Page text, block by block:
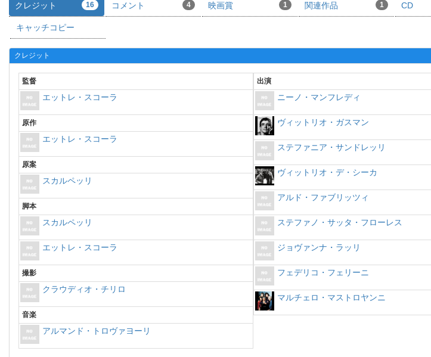
クレジット 16 コメント 4 映画賞 1 関連作品 1 CD
キャッチコピー
クレジット
監督
エットレ・スコーラ
原作
エットレ・スコーラ
原案
スカルペッリ
脚本
スカルペッリ
エットレ・スコーラ
撮影
クラウディオ・チリロ
音楽
アルマンド・トロヴァヨーリ
出演
ニーノ・マンフレディ
ヴィットリオ・ガスマン
ステファニア・サンドレッリ
ヴィットリオ・デ・シーカ
アルド・ファブリッツィ
ステファノ・サッタ・フローレス
ジョヴァンナ・ラッリ
フェデリコ・フェリーニ
マルチェロ・マストロヤンニ